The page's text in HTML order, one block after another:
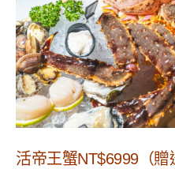
活帝王蟹NT$6999（贈